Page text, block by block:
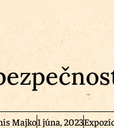
Majko1 júna, 2023